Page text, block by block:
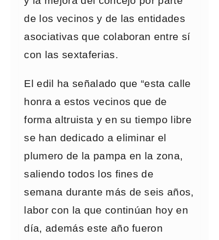
de los vecinos y de las entidades
asociativas que colaboran entre sí
con las sextaferias.
El edil ha señalado que “esta calle
honra a estos vecinos que de
forma altruista y en su tiempo libre
se han dedicado a eliminar el
plumero de la pampa en la zona,
saliendo todos los fines de
semana durante más de seis años,
labor con la que continúan hoy en
día, además este año fueron